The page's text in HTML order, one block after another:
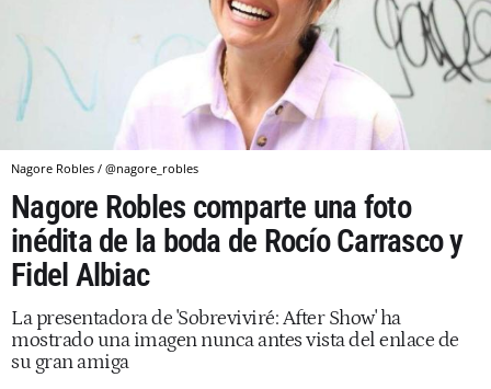
Nagore Robles / @nagore_robles
Nagore Robles comparte una foto
inédita de la boda de Rocío Carrasco y
Fidel Albiac
La presentadora de 'Sobreviviré: After Show' ha
mostrado una imagen nunca antes vista del enlace de
su gran amiga